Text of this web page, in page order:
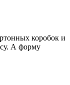
коробок и
А форму